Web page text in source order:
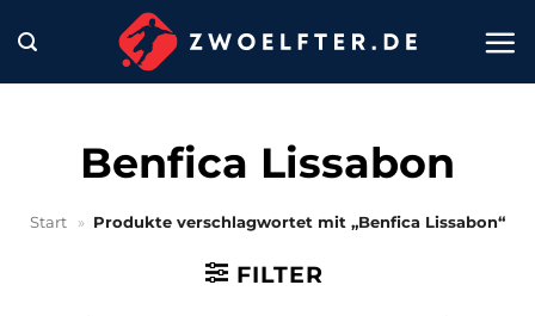
Inhalt
springen
Benfica Lissabon
Start » Produkte verschlagwortet mit „Benfica Lissabon“
FILTER